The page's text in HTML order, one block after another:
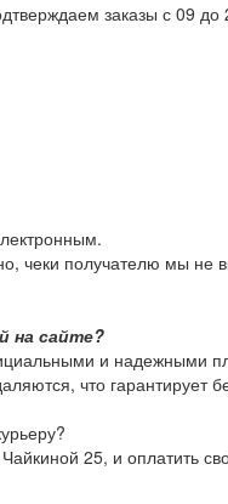
заказы с 09
чеки получателю мы
на сайте?
и надежными
что гарантирует
25, и оплатить